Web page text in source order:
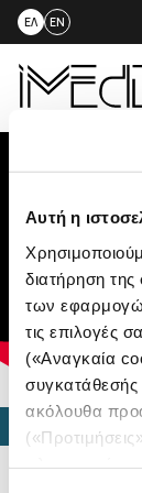
Αυτή η
διατήρηση
των
τις επιλογές
(«Αναγκαία
ακόλουθα
ΕΛ EN